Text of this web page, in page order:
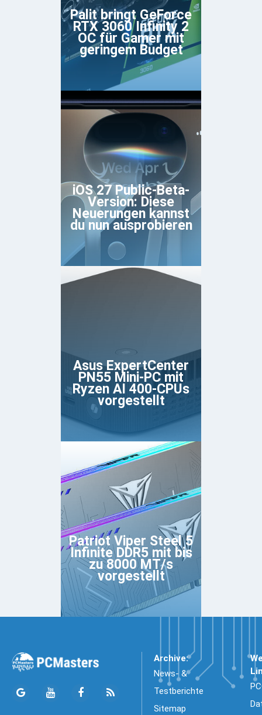
Palit bringt GeForce
RTX 3060 Infinity 2
OC für Gamer mit
geringem Budget
iOS 27 Public-Beta-
Version: Diese
Neuerungen kannst
du nun ausprobieren
Asus ExpertCenter
PN55 Mini-PC mit
Ryzen AI 400-CPUs
vorgestellt
Patriot Viper Steel 5
Infinite DDR5 mit bis
zu 8000 MT/s
vorgestellt
Archive:
News- &
Testberichte
Sitemap